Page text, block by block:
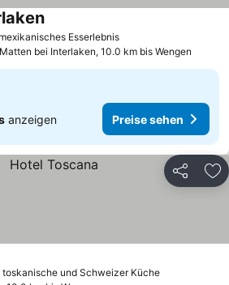
EsserlebnisPreise sehen
Preise sehen
Matten bei Interlaken, 10.0 km bis Wengen
anzeigen Preise sehen
Teilen
und Schweizer KüchePreise